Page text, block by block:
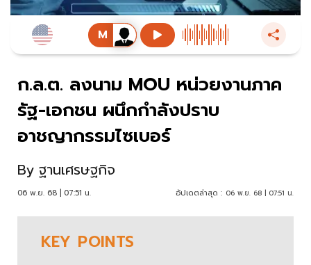
ก.ล.ต. ลงนาม MOU หน่วยงานภาค
รัฐ-เอกชน ผนึกกำลังปราบ
อาชญากรรมไซเบอร์
By ฐานเศรษฐกิจ
06 พ.ย. 68 | 07:51 น. อัปเดตล่าสุด : 06 พ.ย. 68 | 07:51 น.
KEY POINTS